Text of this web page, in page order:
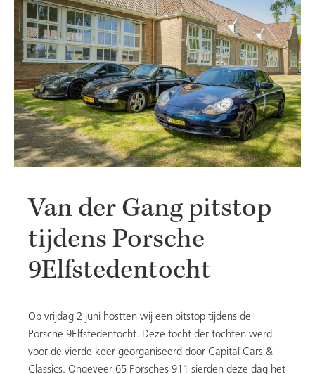
Van der Gang pitstop
tijdens Porsche
9Elfstedentocht
Op vrijdag 2 juni hostten wij een pitstop tijdens de
Porsche 9Elfstedentocht. Deze tocht der tochten werd
voor de vierde keer georganiseerd door Capital Cars &
Classics. Ongeveer 65 Porsches 911 sierden deze dag het